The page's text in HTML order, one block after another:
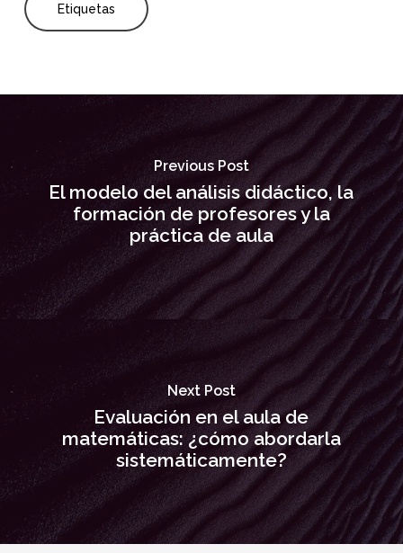
Etiquetas
Previous Post
El modelo del análisis didáctico, la
formación de profesores y la
práctica de aula
Next Post
Evaluación en el aula de
matemáticas: ¿cómo abordarla
sistemáticamente?